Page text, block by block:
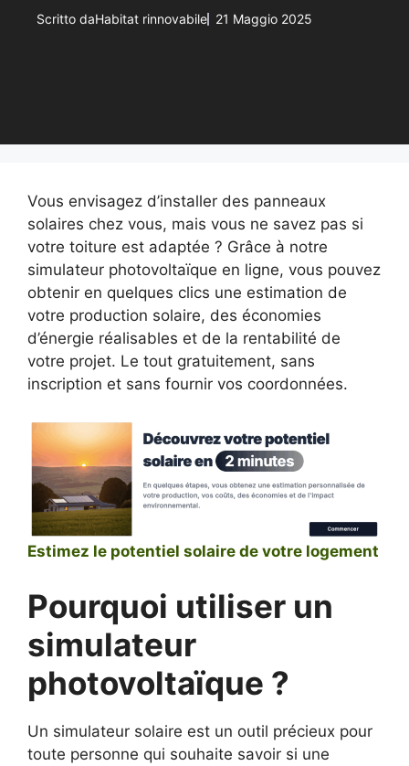
Scritto daHabitat rinnovabile 21 Maggio 2025
Vous envisagez d’installer des panneaux
solaires chez vous, mais vous ne savez pas si
votre toiture est adaptée ? Grâce à notre
simulateur photovoltaïque en ligne, vous pouvez
obtenir en quelques clics une estimation de
votre production solaire, des économies
d’énergie réalisables et de la rentabilité de
votre projet. Le tout gratuitement, sans
inscription et sans fournir vos coordonnées.
Estimez le potentiel solaire de votre logement
Pourquoi utiliser un
simulateur
photovoltaïque ?
Un simulateur solaire est un outil précieux pour
toute personne qui souhaite savoir si une